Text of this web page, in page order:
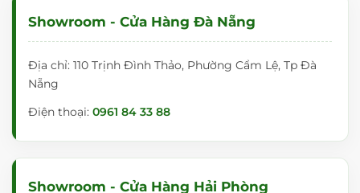
Showroom - Cửa Hàng Đà Nẵng
Địa chỉ: 110 Trịnh Đình Thảo, Phường Cẩm Lệ, Tp Đà
Nẵng
Điện thoại: 0961 84 33 88
Showroom - Cửa Hàng Hải Phòng